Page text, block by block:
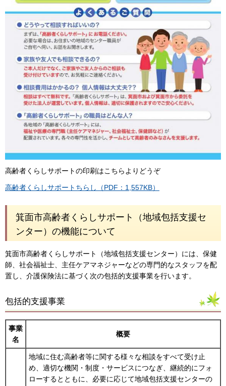
高齢者くらしサポートの印刷はこちらよりどうぞ
高齢者くらしサポートちらし（PDF：1,557KB）
箕面市高齢者くらしサポート（地域包括支援セ
ンター）の機能について
箕面市高齢者くらしサポート（地域包括支援センター）には、保健
師、社会福祉士、主任ケアマネジャーなどの専門的なスタッフを配
置し、介護保険法に基づく次の包括的支援事業を行います。
包括的支援事業
事業
名
概要
地域に住む高齢者等に関する様々な相談をすべて受け止
め、適切な機関・制度・サービスにつなぎ、継続的にフォ
ローするとともに、必要に応じて地域包括支援センターの